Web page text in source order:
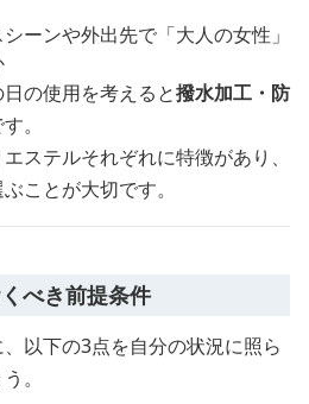
シーンや外出先で「大人の女性」
の使用を考えると撥水加工・防
。
ステルそれぞれに特徴があり、
ことが大切です。
べき前提条件
以下の3点を自分の状況に照ら
。